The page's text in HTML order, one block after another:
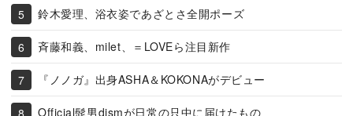
鈴木愛理、浴衣姿であざとさ全開ポーズ
斉藤和義、milet、＝LOVEら注目新作
『ノノガ』出身ASHA＆KOKONAがデビュー
Official髭男dismが日常の只中に届けたもの